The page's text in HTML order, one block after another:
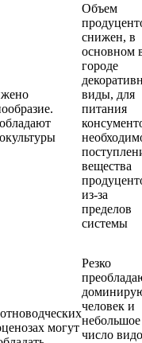
Объем
снижен, в
основном
городе
виды, для
питания
вещества
из-за
пределов
системы
могут
Резко
человек и
небольшое
число